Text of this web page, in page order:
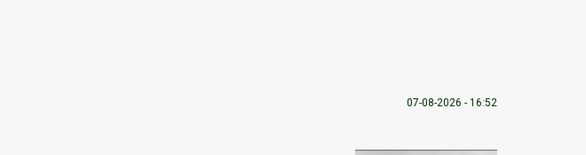
07-08-2026 - 16:52